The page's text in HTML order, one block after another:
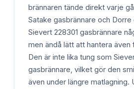
brännaren tände direkt varje
Satake gasbrännare och Dorre
Sievert 228301 gasbrännare
men ändå lätt att hantera även
Den är inte lika tung som
gasbrännare, vilket gör den
även under längre matlagning.